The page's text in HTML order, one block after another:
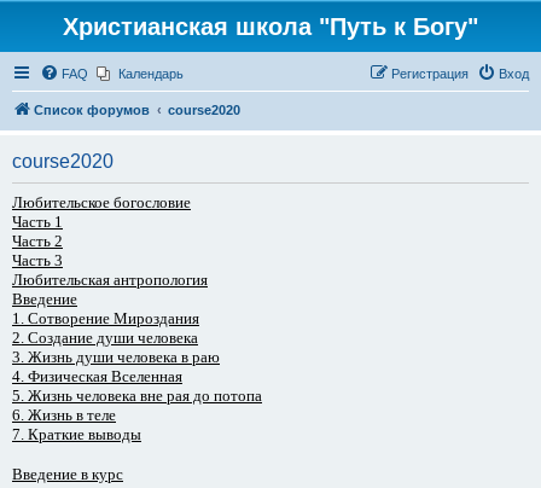
Христианская школа "Путь к Богу"
FAQ Календарь Вход
Регистрация
Список форумов course2020
course2020
Любительское богословие
Часть 1
Часть 2
Часть 3
Любительская антропология
Введение
1. Сотворение Мироздания
2. Создание души человека
3. Жизнь души человека в раю
4. Физическая Вселенная
5. Жизнь человека вне рая до потопа
6. Жизнь в теле
7. Краткие выводы
Введение в курс